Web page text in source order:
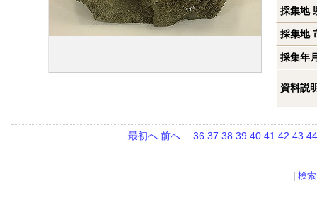
採集地
採集地
採集年
資料説
最初へ 前へ 36 37 38 39 40 41 42 43 44
|検